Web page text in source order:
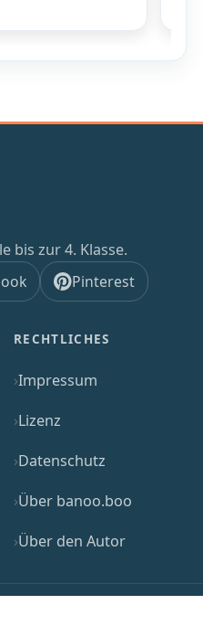
bis zur 4. Klasse.
Pinterest
RECHTLICHES
Impressum
Lizenz
Datenschutz
Über banoo.boo
Über den Autor